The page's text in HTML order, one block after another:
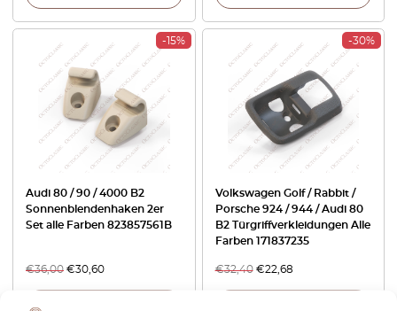
-15%
Audi 80 / 90 / 4000 B2
Sonnenblendenhaken 2er
Set alle Farben 823857561B
€36,00 €30,60
-30%
Volkswagen Golf / Rabbit /
Porsche 924 / 944 / Audi 80
B2 Türgriffverkleidungen Alle
Farben 171837235
€32,40 €22,68